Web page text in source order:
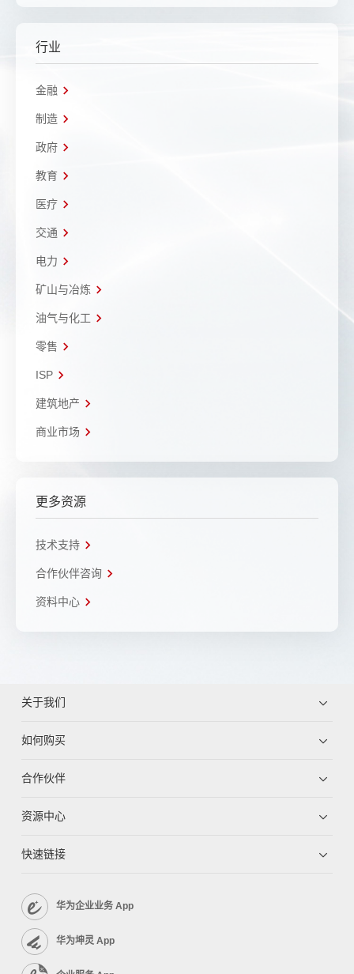
行业
金融
制造
政府
教育
医疗
交通
电力
矿山与冶炼
油气与化工
零售
ISP
建筑地产
商业市场
更多资源
技术支持
合作伙伴咨询
资料中心
关于我们
如何购买
合作伙伴
资源中心
快速链接
华为企业业务 App
华为坤灵 App